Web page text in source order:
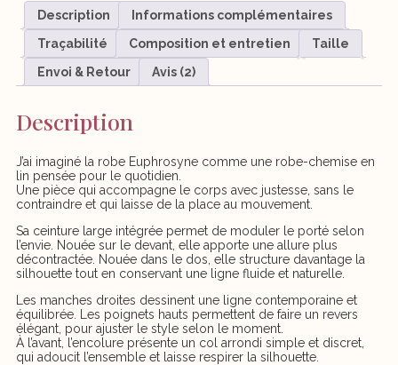
Description
Informations complémentaires
Traçabilité
Composition et entretien
Taille
Envoi & Retour
Avis (2)
Description
J’ai imaginé la robe Euphrosyne comme une robe-chemise en
lin pensée pour le quotidien.
Une pièce qui accompagne le corps avec justesse, sans le
contraindre et qui laisse de la place au mouvement.
Sa ceinture large intégrée permet de moduler le porté selon
l’envie. Nouée sur le devant, elle apporte une allure plus
décontractée. Nouée dans le dos, elle structure davantage la
silhouette tout en conservant une ligne fluide et naturelle.
Les manches droites dessinent une ligne contemporaine et
équilibrée. Les poignets hauts permettent de faire un revers
élégant, pour ajuster le style selon le moment.
À l’avant, l’encolure présente un col arrondi simple et discret,
qui adoucit l’ensemble et laisse respirer la silhouette.